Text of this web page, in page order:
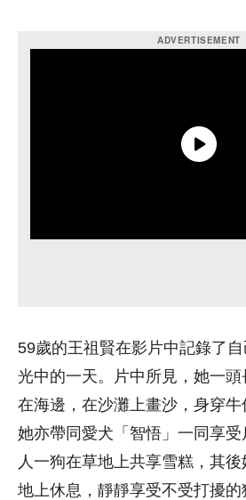
59歲的王祖賢在影片中記錄了
光中的一天。片中所見，她一
在海邊，在沙灘上畫沙，身穿牛
她亦帶同愛犬「智悟」一同享
人一狗在草地上共享雪糕，其
地上休息，靜靜享受不受打擾